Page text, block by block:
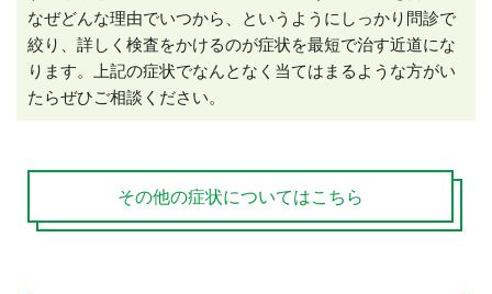
なぜどんな理由でいつから、というようにしっかり問診で
絞り、詳しく検査をかけるのが症状を最短で治す近道にな
ります。上記の症状でなんとなく当てはまるような方がい
たらぜひご相談ください。
その他の症状についてはこちら